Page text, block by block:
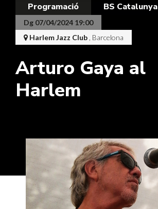
Programació BS Catalunya
Dg 07/04/2024 19:00
Harlem Jazz Club , Barcelona
Arturo Gaya al
Harlem